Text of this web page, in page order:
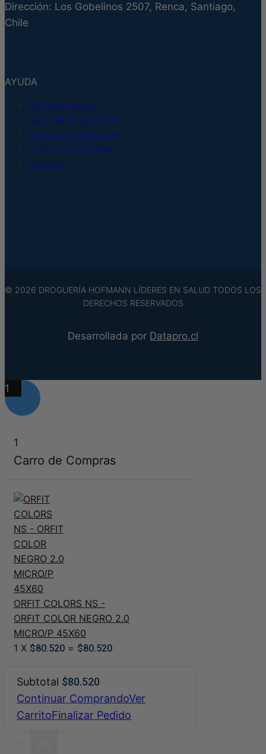
Dirección: Los Gobelinos 2507, Renca, Santiago,
Chile
AYUDA
Hofmann Medical
Seguimiento de pedidos
Términos y Condiciones
Política de Privacidad
Contacto
© 2026 DROGUERÍA HOFMANN LÍDERES EN SALUD TODOS LOS
DERECHOS RESERVADOS
Desarrollada por Datapro.cl
1
1
Carro de Compras
ORFIT COLORS NS -
ORFIT COLOR NEGRO 2.0
MICRO/P 45X60
1 X $80.520 = $80.520
Subtotal $80.520
Continuar ComprandoVer
CarritoFinalizar Pedido